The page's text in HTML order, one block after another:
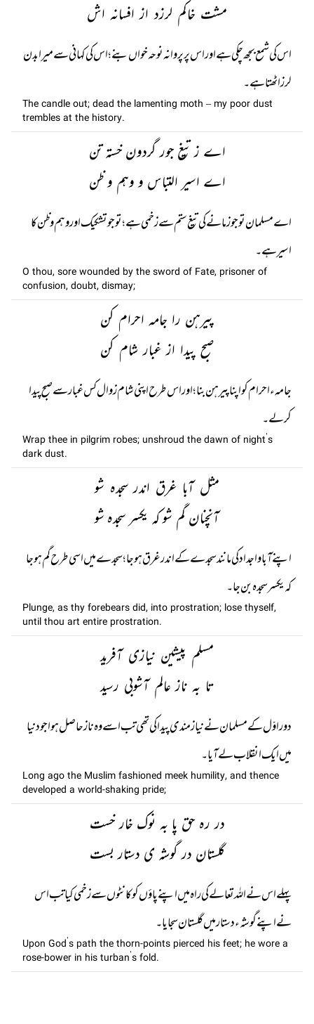
مشت خاکم لرزد از افسانہ اش
اس کی شمع بجھ چکی ہے اور اس پر پروانہ نوحہ خواں بنے؛ اس کی کہانی سے میرا بدن
لرز اٹھتا ہے۔
The candle out; dead the lamenting moth – my poor dust
trembles at the history.
اے ز تیغ جور گردون خستہ تن
اے اسیر التباس و وہم و ظن
اے مسلمان تو جو زمانے کی تیغ ستم سے زخمی ہے؛ تو جو تشکیک اور وہم و ظن کا
اسیر ہے۔
O thou, sore wounded by the sword of Fate, prisoner of
confusion, doubt, dismay;
پیرہن را جامہ احرام کن
صبح پیدا از غبار شام کن
جامہء احرام کو اپنا پیرہن بنا؛ اور اس طرح اپنی شام زوال کس غبار سے صبح پیدا
کر لے۔
Wrap thee in pilgrim robes; unshroud the dawn of night’s
dark dust.
مثل آبا غرق اندر سجدہ شو
آنچنان گم شو کہ یکسر سجدہ شو
اپنے آبا و اجداد کی مانند سجدے کے اندر غرق ہو جا؛ سجدے میں اسی طرح گم ہو جا
کہ یکسر سجدہ بن جا۔
Plunge, as thy forebears did, into prostration; lose thyself,
until thou art entire prostration.
مسلم پیشین نیازی آفرید
تا بہ ناز عالم آشوبی رسید
دور اوّل کے مسلمان نے نیازمندی پیدا کی تھی تب اسے وہ ناز حاصل ہوا جو دنیا
میں ایک انقلاب لے آیا۔
Long ago the Muslim fashioned meek humility, and thence
developed a world-shaking pride;
در رہ حق پا بہ نوک خار خست
گلستان در گوشہ ی دستار بست
پہلے اس نے اللہ تعالے کی راہ میں اپنے پاؤں کو کانٹوں سے زخمی کیا تب اس
نے اپنے گوشہء دستار میں گلستان سجایا۔
Upon God’s path the thorn-points pierced his feet; he wore a
rose-bower in his turban’s fold.